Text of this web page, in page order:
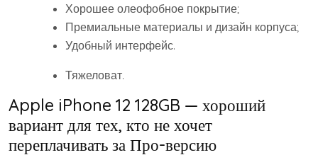
Хорошее олеофобное покрытие;
Премиальные материалы и дизайн корпуса;
Удобный интерфейс.
Тяжеловат.
Apple iPhone 12 128GB — хороший
вариант для тех, кто не хочет
переплачивать за Про-версию